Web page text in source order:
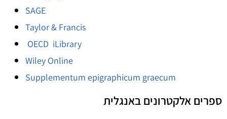
SAGE
Taylor & Francis
OECD iLibrary
Wiley Online
Supplementum epigraphicum graecum
ספרים אלקטרונים באנגלית